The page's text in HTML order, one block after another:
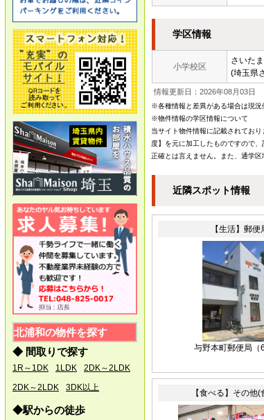
学区情報
小学校区
さいた
(埼玉県
情報更新日：2026年08月03日
※各種情報と差異がある場合は現況
※物件情報の学区情報について
当サイト物件情報に記載されてお
度】を元に加工したものですので
正確とは言えません。また、通学
近隣スポット情報
【生活】郵便
与野本町郵便局（
【食べる】その他(
12/1
●年末年始休業のお知らせ●
お客様・取引企業様 各位
誠に勝手ながら、以下のとお
り休業となります。
・12月28日（土）～1月5日
（日）は休業とさせて頂きま
す。
・1/6（月）14：00以降 営業
開始
1月7日（火）10：00より通常
営業となります
7/28
●夏季休業のお知らせ●
お客様・取引企業様 各位
誠に勝手ながら、以下のとお
り休業となります。
・8月11日（日）～8月17日
（土）は夏季休暇とさせて頂
きます。
常営業となります
北浦和の物件を探す
◆ 間取りで探す
1R～1DK 1LDK
2DK～2LDK
2DK～2LDK
3DK以上
◆駅からの徒歩